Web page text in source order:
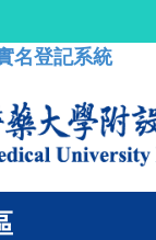
名登記系統